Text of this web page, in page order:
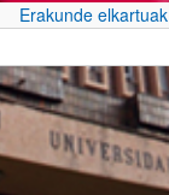
Erakunde elkartuak